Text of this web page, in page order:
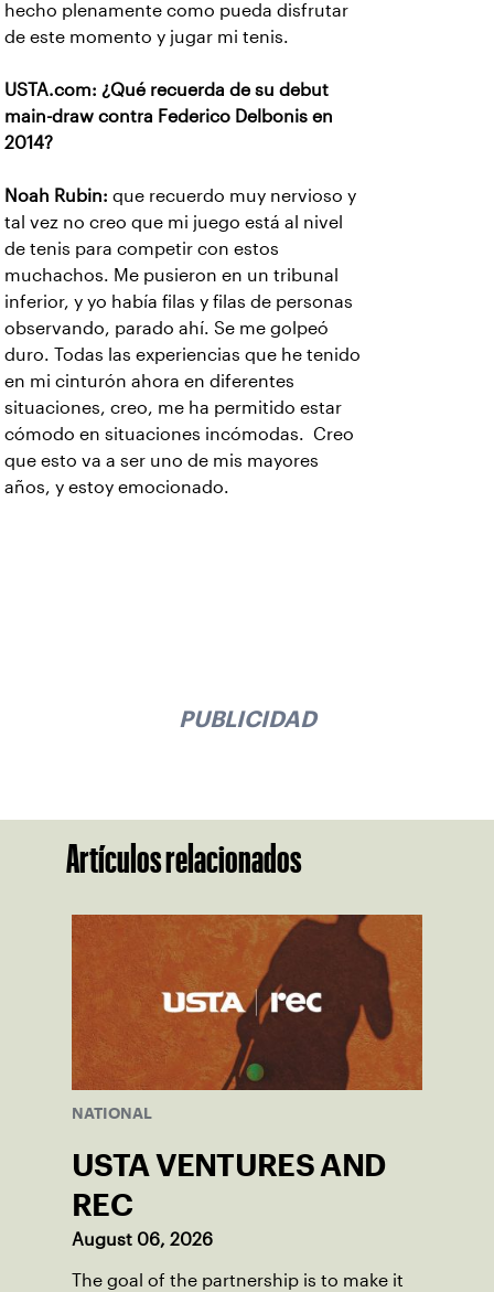
hecho plenamente como pueda disfrutar
de este momento y jugar mi tenis.
USTA.com: ¿Qué recuerda de su debut
main-draw contra Federico Delbonis en
2014?
Noah Rubin: que recuerdo muy nervioso y
tal vez no creo que mi juego está al nivel
de tenis para competir con estos
muchachos. Me pusieron en un tribunal
inferior, y yo había filas y filas de personas
observando, parado ahí. Se me golpeó
duro. Todas las experiencias que he tenido
en mi cinturón ahora en diferentes
situaciones, creo, me ha permitido estar
cómodo en situaciones incómodas. Creo
que esto va a ser uno de mis mayores
años, y estoy emocionado.
PUBLICIDAD
Artículos relacionados
NATIONAL
USTA VENTURES AND
REC
August 06, 2026
The goal of the partnership is to make it